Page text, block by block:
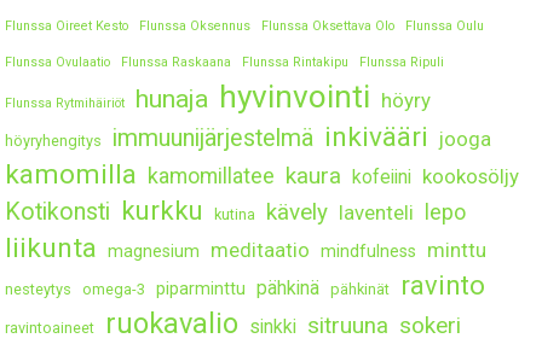
Flunssa Oireet Kesto Flunssa Oksennus Flunssa Oksettava Olo Flunssa Oulu
Flunssa Ovulaatio Flunssa Raskaana Flunssa Rintakipu Flunssa Ripuli
Flunssa Rytmihäiriöt hunaja hyvinvointi höyry
höyryhengitys immuunijärjestelmä inkivääri jooga
kamomilla kamomillatee kaura kofeiini kookosöljy
Kotikonsti kurkku kutina kävely laventeli lepo
liikunta magnesium meditaatio mindfulness minttu
nesteytys omega-3 piparminttu pähkinä pähkinät ravinto
ravintoaineet ruokavalio sinkki sitruuna sokeri